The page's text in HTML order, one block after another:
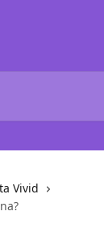
Vivid